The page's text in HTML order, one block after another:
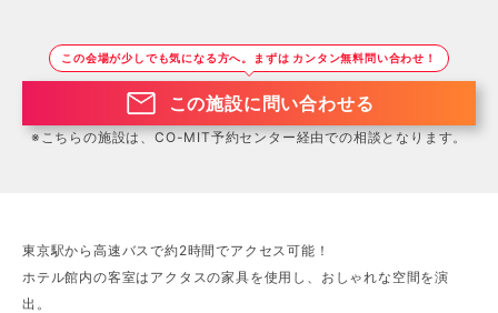
この会場が少しでも気になる方へ。まずは カンタン無料問い合わせ！
この施設に問い合わせる
※こちらの施設は、CO-MIT予約センター経由での相談となります。
東京駅から高速バスで約2時間でアクセス可能！
ホテル館内の客室はアクタスの家具を使用し、おしゃれな空間を演
出。